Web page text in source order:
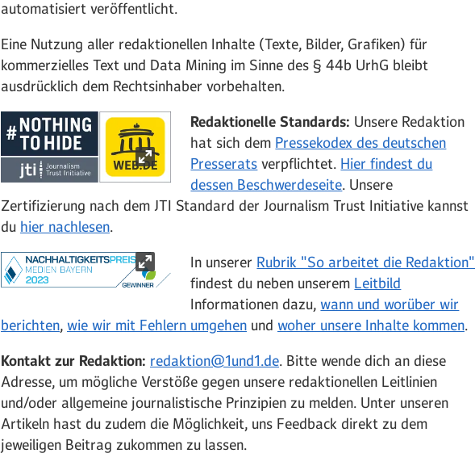
automatisiert veröffentlicht.
Eine Nutzung aller redaktionellen Inhalte (Texte, Bilder, Grafiken) für
kommerzielles Text und Data Mining im Sinne des § 44b UrhG bleibt
ausdrücklich dem Rechtsinhaber vorbehalten.
Redaktionelle Standards: Unsere Redaktion
hat sich dem Pressekodex des deutschen
Presserats verpflichtet. Hier findest du
dessen Beschwerdeseite. Unsere
Zertifizierung nach dem JTI Standard der Journalism Trust Initiative kannst
du hier nachlesen.
In unserer Rubrik "So arbeitet die Redaktion"
findest du neben unserem Leitbild
Informationen dazu, wann und worüber wir
berichten, wie wir mit Fehlern umgehen und woher unsere Inhalte kommen.
Kontakt zur Redaktion: redaktion@1und1.de. Bitte wende dich an diese
Adresse, um mögliche Verstöße gegen unsere redaktionellen Leitlinien
und/oder allgemeine journalistische Prinzipien zu melden. Unter unseren
Artikeln hast du zudem die Möglichkeit, uns Feedback direkt zu dem
jeweiligen Beitrag zukommen zu lassen.